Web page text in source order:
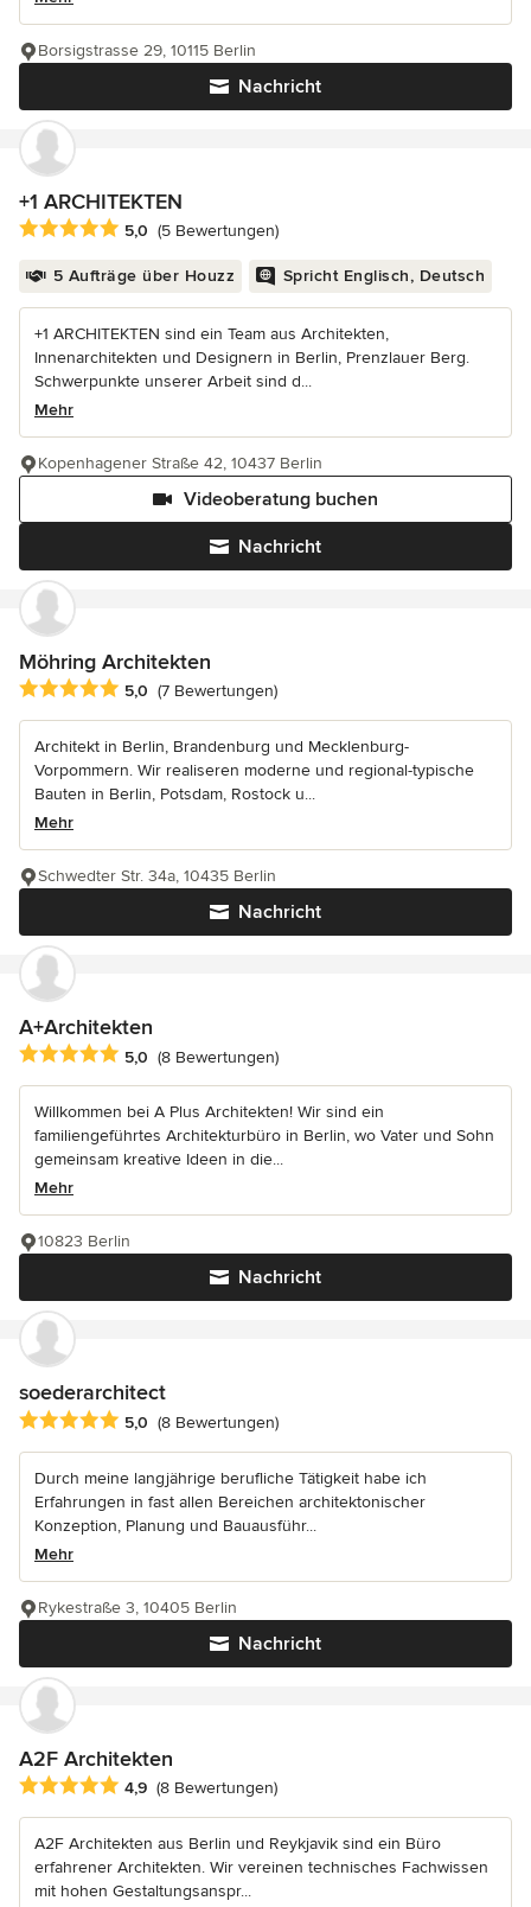
Nachricht
Borsigstrasse 29, 10115 Berlin
+1 ARCHITEKTEN
Durchschnittliche Bewertung: 5 von 5 Sternen
5,0 (5 Bewertungen)
5 Aufträge über Houzz Spricht Englisch, Deutsch
+1 ARCHITEKTEN sind ein Team aus Architekten,
Innenarchitekten und Designern in Berlin, Prenzlauer Berg.
Schwerpunkte unserer Arbeit sind d...
Mehr
Nachricht
Videoberatung buchen
Kopenhagener Straße 42, 10437 Berlin
Möhring Architekten
Durchschnittliche Bewertung: 5 von 5 Sternen
5,0 (7 Bewertungen)
Architekt in Berlin, Brandenburg und Mecklenburg-
Vorpommern. Wir realiseren moderne und regional-typische
Bauten in Berlin, Potsdam, Rostock u...
Mehr
Nachricht
Schwedter Str. 34a, 10435 Berlin
A+Architekten
Durchschnittliche Bewertung: 5 von 5 Sternen
5,0 (8 Bewertungen)
Willkommen bei A Plus Architekten! Wir sind ein
familiengeführtes Architekturbüro in Berlin, wo Vater und Sohn
gemeinsam kreative Ideen in die...
Mehr
Nachricht
10823 Berlin
soederarchitect
Durchschnittliche Bewertung: 5 von 5 Sternen
5,0 (8 Bewertungen)
Durch meine langjährige berufliche Tätigkeit habe ich
Erfahrungen in fast allen Bereichen architektonischer
Konzeption, Planung und Bauausführ...
Mehr
Nachricht
Rykestraße 3, 10405 Berlin
A2F Architekten
Durchschnittliche Bewertung: 4.9 von 5 Sternen
4,9 (8 Bewertungen)
A2F Architekten aus Berlin und Reykjavik sind ein Büro
erfahrener Architekten. Wir vereinen technisches Fachwissen
mit hohen Gestaltungsanspr...